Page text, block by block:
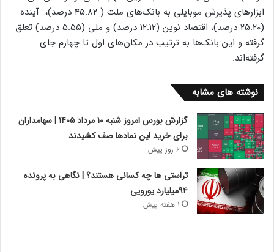
ابزارهای پذیرش موبایلی به بانک‌های ملت ( ۴۵.۸۲ درصد)، ‌ آینده
(۲۵.۲۰ درصد)، اقتصاد نوین (۱۲.۱۲ درصد) و ملی (۵.۵۵ درصد) تعلق
گرفته و این بانک‌ها به ترتیب در مکان‌های اول تا چهارم جای
گرفته‌اند.
نوشته های مشابه
گزارش بورس امروز شنبه ۱۰ مرداد ۱۴۰۵ | سهامداران
برای خرید این نمادها صف کشیدند
6 روز پیش
تراستی ها چه کسانی هستند؟ | نگاهی به پرونده
۹۴میلیارد یورویی
1 هفته پیش